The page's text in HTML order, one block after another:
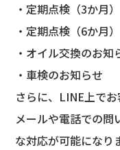
・定期点検（3か月
・定期点検（6か月
・オイル交換のお知
・車検のお知らせ
さらに、LINE上でお
メールや電話での問
な対応が可能になり